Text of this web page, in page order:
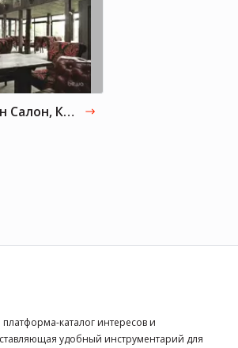
Канапа Ресторан Салон, Киев
платформа-каталог интересов и
удобный инструментарий для